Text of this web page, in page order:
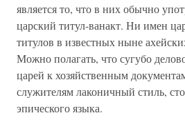
является то, что в них обычно
царский титул-ванакт. Ни имен
титулов в известных ныне
Можно полагать, что сугубо
царей к хозяйственным
служителям лаконичный стиль,
эпического языка.